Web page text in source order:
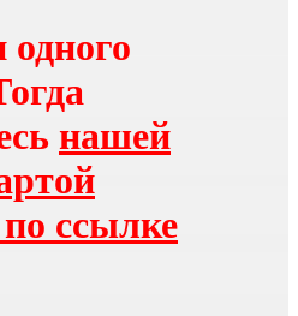
нашей
ссылке